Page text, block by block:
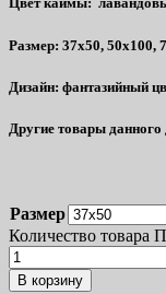
Размер: 37х50, 50х100,
Дизайн: фантазийный
Другие товары данного
Размер
Количество товара
В корзину